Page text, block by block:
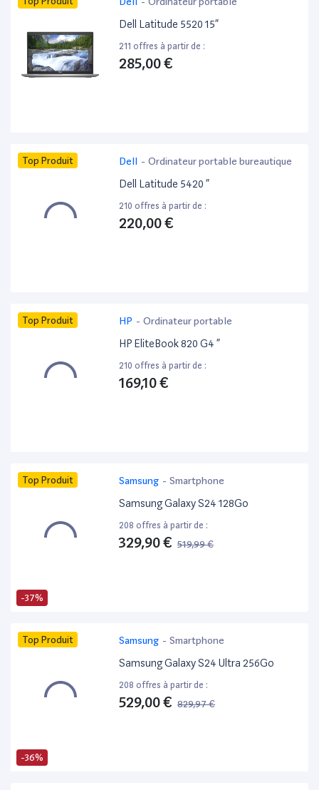
Dell Latitude 5520 15”
211 offres à partir de :
285,00 €
Top Produit Dell - Ordinateur portable bureautique
Dell Latitude 5420 ”
210 offres à partir de :
220,00 €
Top Produit HP - Ordinateur portable
HP EliteBook 820 G4 ”
210 offres à partir de :
169,10 €
-37%
Top Produit Samsung - Smartphone
Samsung Galaxy S24 128Go
208 offres à partir de :
329,90 € 519,99 €
-36%
Top Produit Samsung - Smartphone
Samsung Galaxy S24 Ultra 256Go
208 offres à partir de :
529,00 € 829,97 €